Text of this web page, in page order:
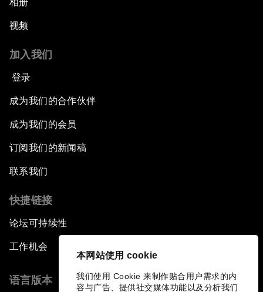
本网站使用 cookie
我们使用 Cookie 来制作贴合用户需求的内
容与广告、提供社交媒体功能以及分析我们
视频
加入我们
登录
成为我们的合作伙伴
成为我们的会员
订阅我们的新闻稿
联系我们
快捷链接
论坛可持续性
工作机会
语言版本